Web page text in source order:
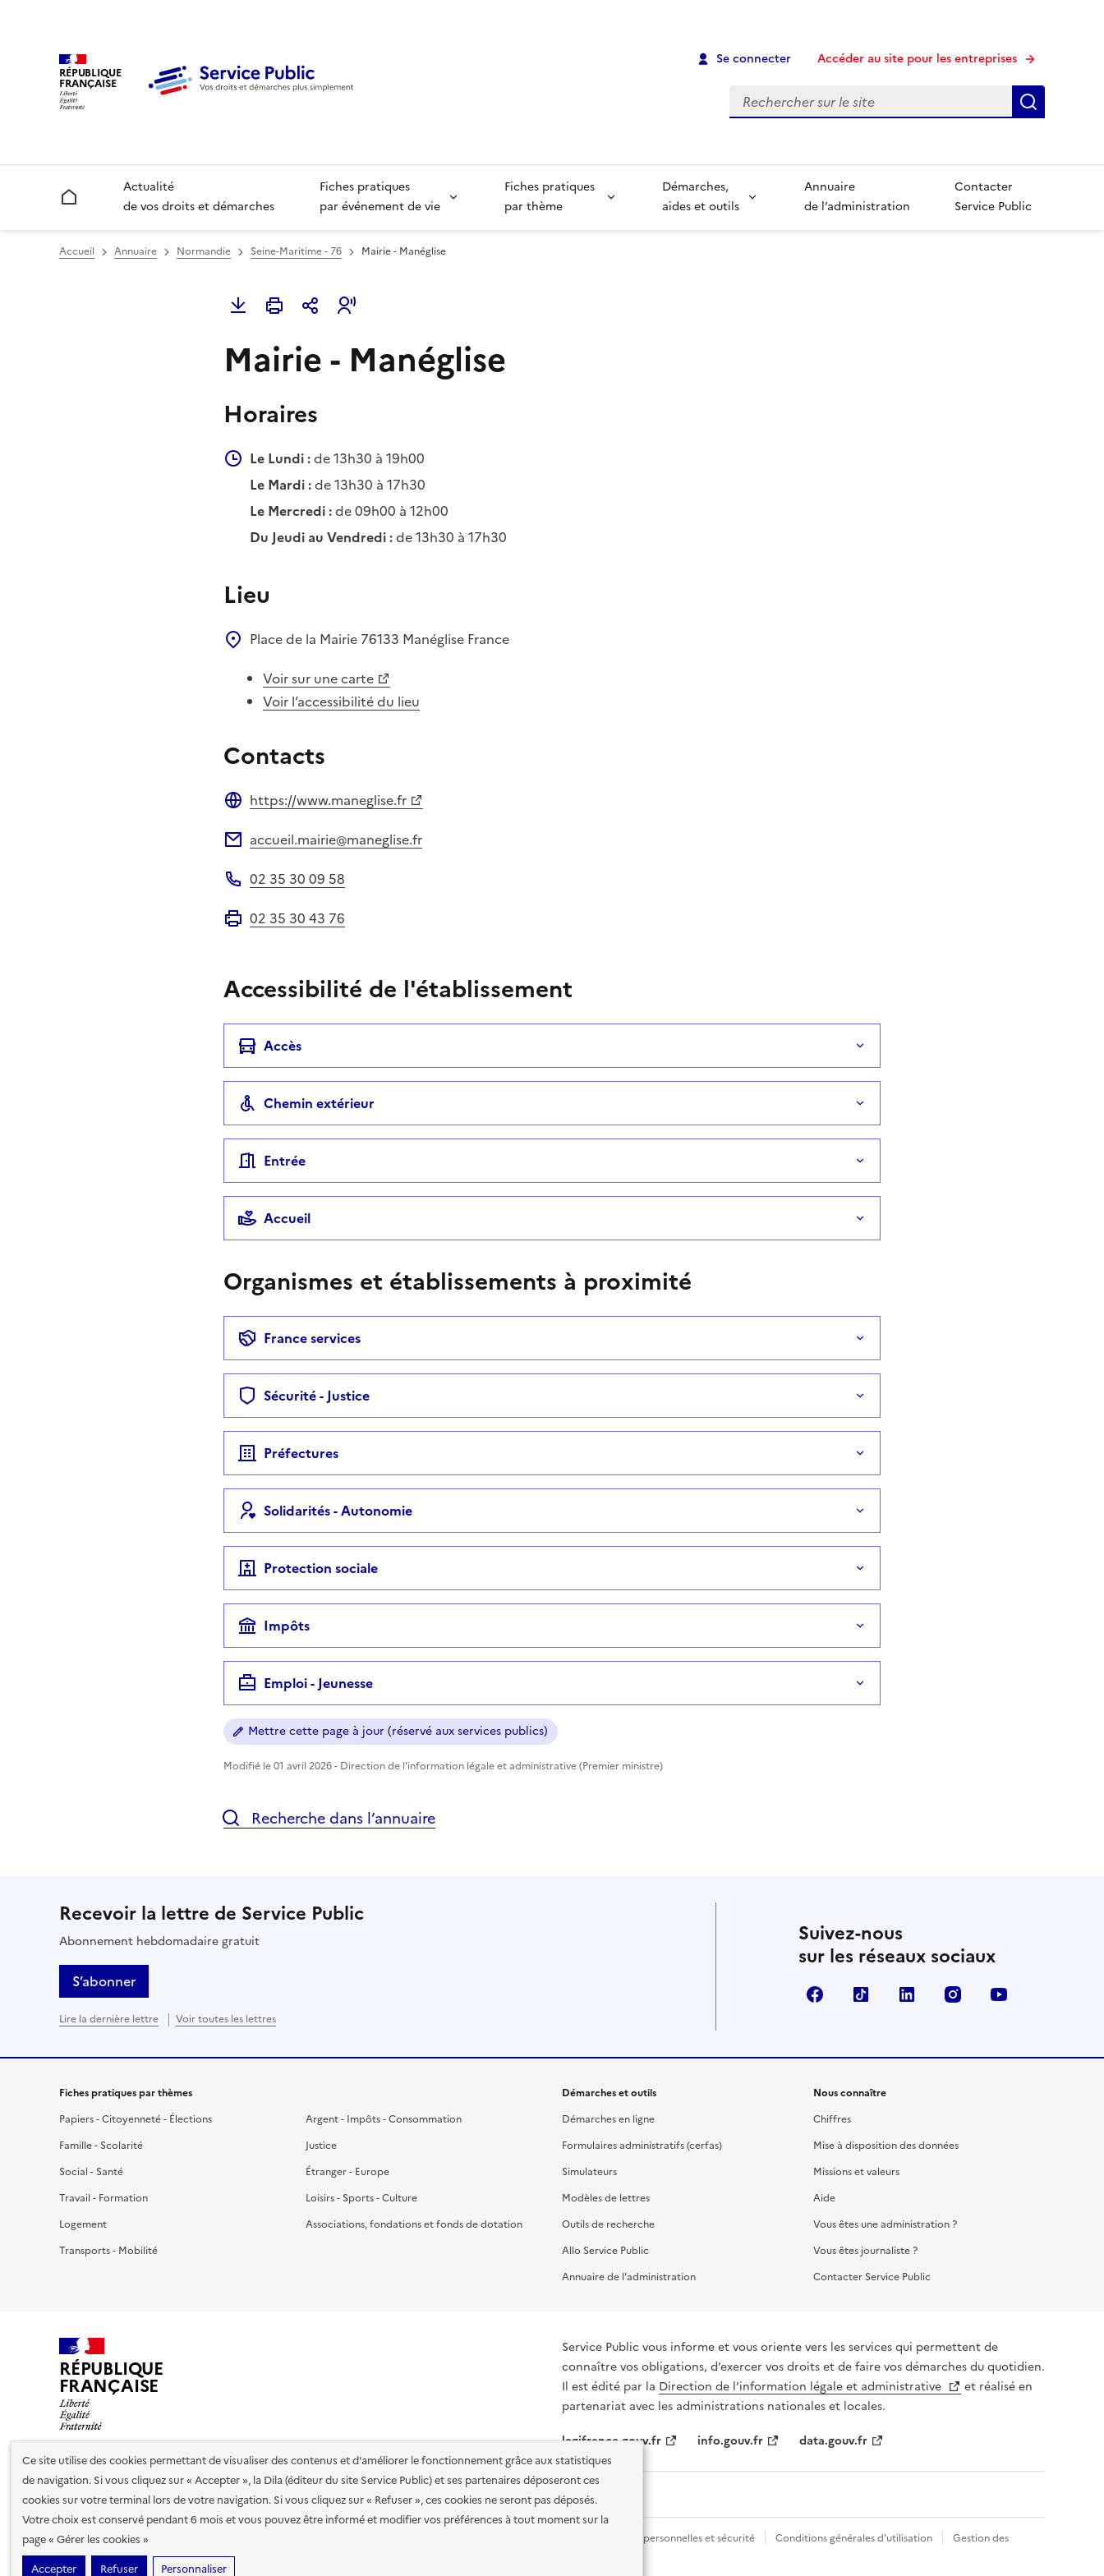
Ce site utilise des cookies permettant de visualiser des contenus et d'améliorer le fonctionnement grâce aux statistiques
de navigation. Si vous cliquez sur « Accepter », la Dila (éditeur du site Service Public) et ses partenaires déposeront ces
cookies sur votre terminal lors de votre navigation. Si vous cliquez sur « Refuser », ces cookies ne seront pas déposés.
Votre choix est conservé pendant 6 mois et vous pouvez être informé et modifier vos préférences à tout moment sur la
page « Gérer les cookies »
Accepter
Refuser Personnaliser
RÉPUBLIQUE
FRANÇAISE
Se connecter Accéder au site pour les entreprises
Recherche
Accueil
Actualité
de vos droits et démarches
Fiches pratiques
par événement de vie
Fiches pratiques
par thème
Démarches,
aides et outils
Annuaire
de l’administration
Contacter
Service Public
Accueil Annuaire Normandie Seine-Maritime - 76 Mairie - Manéglise
Mairie - Manéglise
Horaires
Le Lundi :de 13h30 à 19h00
Le Mardi :de 13h30 à 17h30
Le Mercredi :de 09h00 à 12h00
Du Jeudi au Vendredi :de 13h30 à 17h30
Lieu
Place de la Mairie 76133 Manéglise France
Voir sur une carte
Voir l’accessibilité du lieu
Contacts
https://www.maneglise.fr
accueil.mairie@maneglise.fr
02 35 30 09 58
02 35 30 43 76
Accessibilité de l'établissement
Accès
Chemin extérieur
Entrée
Accueil
Organismes et établissements à proximité
France services
Sécurité - Justice
Préfectures
Solidarités - Autonomie
Protection sociale
Impôts
Emploi - Jeunesse
Mettre cette page à jour (réservé aux services publics)
Modifié le 01 avril 2026 - Direction de l'information légale et administrative (Premier ministre)
Recherche dans l’annuaire
Recevoir la lettre de Service Public
Abonnement hebdomadaire gratuit
S’abonner
Lire la dernière lettre Voir toutes les lettres
Suivez-nous
sur les réseaux sociaux
FacebookTikTok LinkedIn Instagram
Fiches pratiques par thèmes
Papiers - Citoyenneté - Élections
Famille - Scolarité
Social - Santé
Travail - Formation
Logement
Transports - Mobilité
Argent - Impôts - Consommation
Justice
Étranger - Europe
Loisirs - Sports - Culture
Associations, fondations et fonds de dotation
Démarches et outils
Démarches en ligne
Formulaires administratifs (cerfas)
Simulateurs
Modèles de lettres
Outils de recherche
Allo Service Public
Annuaire de l'administration
Nous connaître
Chiffres
Mise à disposition des données
Missions et valeurs
Aide
Vous êtes une administration ?
Vous êtes journaliste ?
Contacter Service Public
RÉPUBLIQUE
FRANÇAISE
Service Public vous informe et vous oriente vers les services qui permettent de
connaître vos obligations, d’exercer vos droits et de faire vos démarches du quotidien.
Il est édité par la Direction de l’information légale et administrative
et réalisé en
partenariat avec les administrations nationales et locales.
legifrance.gouv.fr
info.gouv.fr data.gouv.fr
Nos partenaires
Plan du site Accessibilité : totalement conforme Données personnelles et sécurité Conditions générales d'utilisation
Gestion des
cookies